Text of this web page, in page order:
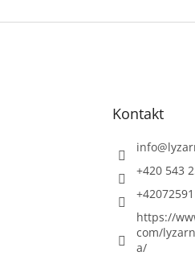
Kontakt
info@
+420 543
https://
com/
a/